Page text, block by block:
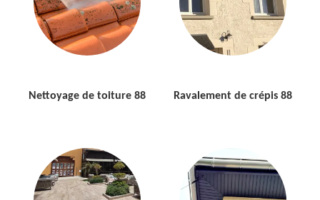
Nettoyage de toiture 88 Ravalement de crépis 88